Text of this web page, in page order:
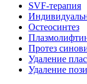
SVF-терапия
Остеосинтез
Протез
Удаление
Удаление